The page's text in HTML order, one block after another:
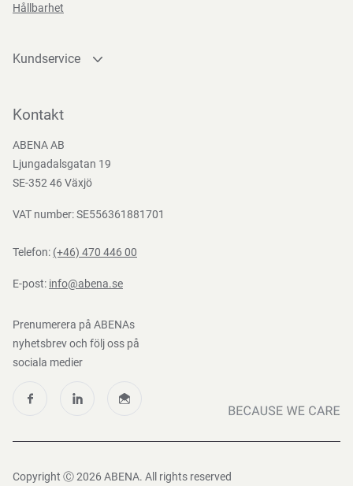
Hållbarhet
Kundservice
Bli kund
Nedladdningar
Kontakt
ABENA AB
Ljungadalsgatan 19
SE-352 46 Växjö
VAT number: SE556361881701
Telefon: (+46) 470 446 00
E-post: info@abena.se
Prenumerera på ABENAs
nyhetsbrev och följ oss på
sociala medier
Copyright Ⓒ 2026 ABENA. All rights reserved